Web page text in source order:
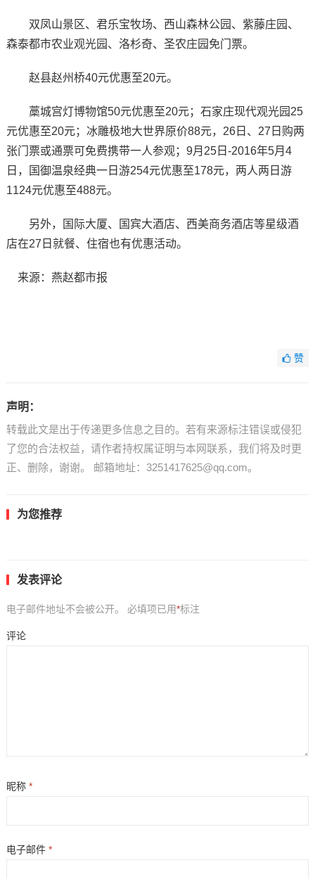
双凤山景区、君乐宝牧场、西山森林公园、紫藤庄园、
森泰都市农业观光园、洛杉奇、圣农庄园免门票。
赵县赵州桥40元优惠至20元。
藁城宫灯博物馆50元优惠至20元；石家庄现代观光园25
元优惠至20元；冰雕极地大世界原价88元，26日、27日购两
张门票或通票可免费携带一人参观；9月25日-2016年5月4
日，国御温泉经典一日游254元优惠至178元，两人两日游
1124元优惠至488元。
另外，国际大厦、国宾大酒店、西美商务酒店等星级酒
店在27日就餐、住宿也有优惠活动。
来源：燕赵都市报
赞
声明：
转载此文是出于传递更多信息之目的。若有来源标注错误或侵犯
了您的合法权益，请作者持权属证明与本网联系，我们将及时更
正、删除，谢谢。 邮箱地址：3251417625@qq.com。
为您推荐
发表评论
电子邮件地址不会被公开。 必填项已用*标注
评论
昵称 *
电子邮件 *